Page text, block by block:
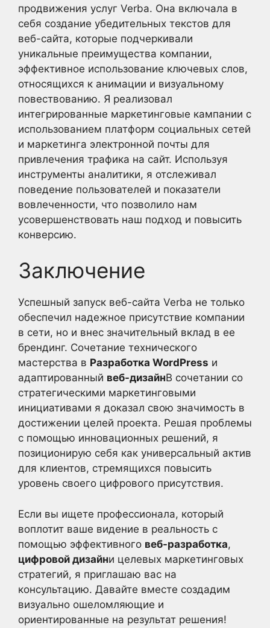
продвижения услуг Verba. Она включала в
себя создание убедительных текстов для
веб-сайта, которые подчеркивали
уникальные преимущества компании,
эффективное использование ключевых слов,
относящихся к анимации и визуальному
повествованию. Я реализовал
интегрированные маркетинговые кампании с
использованием платформ социальных сетей
и маркетинга электронной почты для
привлечения трафика на сайт. Используя
инструменты аналитики, я отслеживал
поведение пользователей и показатели
вовлеченности, что позволило нам
усовершенствовать наш подход и повысить
конверсию.
Заключение
Успешный запуск веб-сайта Verba не только
обеспечил надежное присутствие компании
в сети, но и внес значительный вклад в ее
брендинг. Сочетание технического
мастерства в Разработка WordPress и
адаптированный веб-дизайнВ сочетании со
стратегическими маркетинговыми
инициативами я доказал свою значимость в
достижении целей проекта. Решая проблемы
с помощью инновационных решений, я
позиционирую себя как универсальный актив
для клиентов, стремящихся повысить
уровень своего цифрового присутствия.
Если вы ищете профессионала, который
воплотит ваше видение в реальность с
помощью эффективного веб-разработка,
цифровой дизайни целевых маркетинговых
стратегий, я приглашаю вас на
консультацию. Давайте вместе создадим
визуально ошеломляющие и
ориентированные на результат решения!